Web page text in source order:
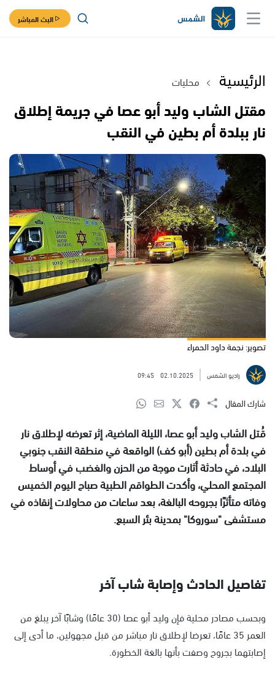
البث المباشر
الرئيسية محليات
مقتل الشاب وليد أبو عصا في جريمة إطلاق
نار ببلدة أم بطين في النقب
تصوير: نجمة داود الحمراء
راديو الشمس 02.10.2025
09:45
شارك المقال
قُتل الشاب وليد أبو عصا، الليلة الماضية، إثر تعرضه لإطلاق نار
في بلدة أم بطين (أبو كف) الواقعة في منطقة النقب جنوبي
البلاد، في حادثة أثارت موجة من الحزن والغضب في أوساط
المجتمع المحلي، وأكدت الطواقم الطبية صباح اليوم الخميس
وفاته متأثرًا بجروحه البالغة، بعد ساعات من محاولات إنقاذه في
مستشفى "سوروكا" بمدينة بئر السبع.
تفاصيل الحادث وإصابة شاب آخر
وبحسب مصادر محلية فإن وليد أبو عصا (30 عامًا) وشابًا آخر يبلغ من
العمر 35 عامًا، تعرضا لإطلاق نار مباشر من قبل مجهولين، ما أدى إلى
إصابتهما بجروح وصفت بأنها بالغة الخطورة.